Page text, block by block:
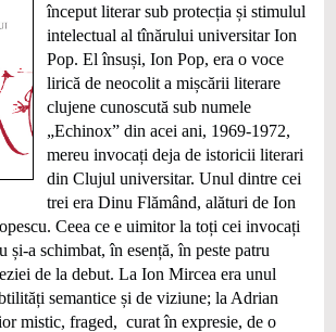
început literar sub protecția și stimulul
intelectual al tînărului universitar Ion
Pop. El însuși, Ion Pop, era o voce
lirică de neocolit a mișcării literare
clujene cunoscută sub numele
„Echinox” din acei ani, 1969-1972,
mereu invocați deja de istoricii literari
din Clujul universitar. Unul dintre cei
trei era Dinu Flămând, alături de Ion
Ceea ce e uimitor la toți cei invocați
și-a schimbat, în esență, în peste patru
de la debut. La Ion Mircea era unul
semantice și de viziune; la Adrian
mistic, fraged, curat în expresie, de o